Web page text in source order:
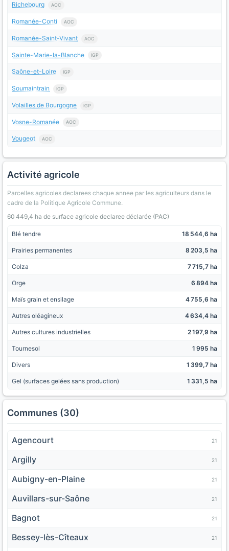
Richebourg AOC
Romanée-Conti AOC
Romanée-Saint-Vivant AOC
Sainte-Marie-la-Blanche IGP
Saône-et-Loire IGP
Soumaintrain IGP
Volailles de Bourgogne IGP
Vosne-Romanée AOC
Vougeot AOC
Activité agricole
Parcelles agricoles declarees chaque annee par les agriculteurs dans le
cadre de la Politique Agricole Commune.
60 449,4 ha de surface agricole declaree déclarée (PAC)
Blé tendre 18 544,6 ha
Prairies permanentes 8 203,5 ha
Colza 7 715,7 ha
Orge 6 894 ha
Maïs grain et ensilage 4 755,6 ha
Autres oléagineux 4 634,4 ha
Autres cultures industrielles 2 197,9 ha
Tournesol 1 995 ha
Divers 1 399,7 ha
Gel (surfaces gelées sans production) 1 331,5 ha
Communes (30)
Agencourt 21
Argilly 21
Aubigny-en-Plaine 21
Auvillars-sur-Saône 21
Bagnot 21
Bessey-lès-Cîteaux 21